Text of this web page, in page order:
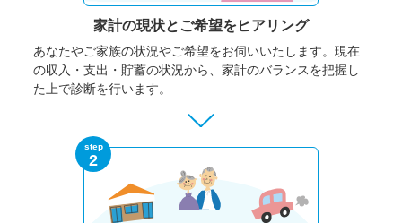
家計の現状と ご希望をヒアリング
あなたやご家族の状況やご希望をお伺いいたします。 現在
の収入・支出・貯蓄の状況から、家計のバランスを把握し
た上で診断を行います。
step
2